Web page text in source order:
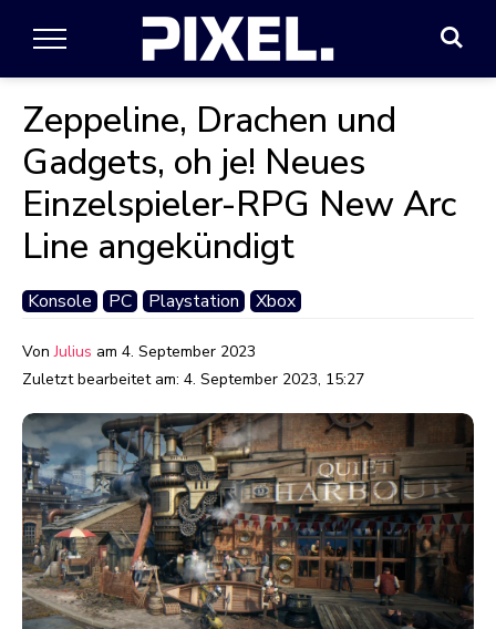
Zeppeline, Drachen und
Gadgets, oh je! Neues
Einzelspieler-RPG New Arc
Line angekündigt
Konsole PC Playstation Xbox
VonJulius am 4. September 2023
Zuletzt bearbeitet am: 4. September 2023, 15:27